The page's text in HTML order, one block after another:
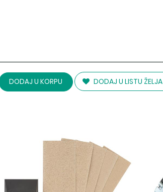
DODAJ U KORPU DODAJ U LISTU ŽELJA